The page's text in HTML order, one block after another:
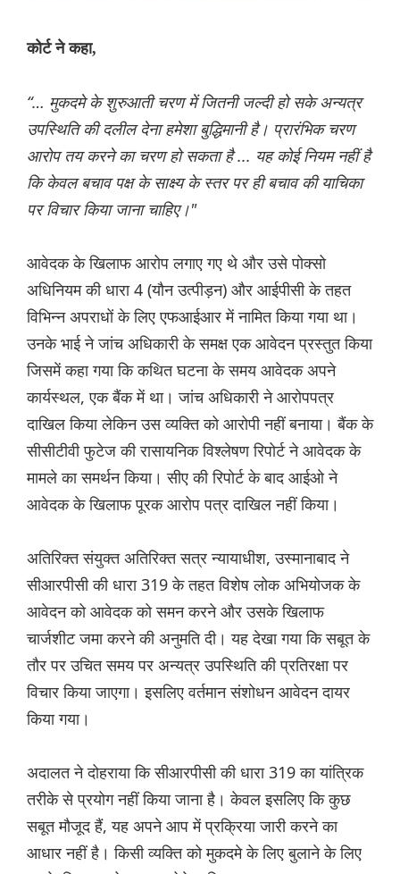
कोर्ट ने कहा,
“… मुकदमे के शुरुआती चरण में जितनी जल्दी हो सके अन्यत्र
उपस्थिति की दलील देना हमेशा बुद्धिमानी है। प्रारंभिक चरण
आरोप तय करने का चरण हो सकता है ... यह कोई नियम नहीं है
कि केवल बचाव पक्ष के साक्ष्य के स्तर पर ही बचाव की याचिका
पर विचार किया जाना चाहिए।"
आवेदक के खिलाफ आरोप लगाए गए थे और उसे पोक्सो
अधिनियम की धारा 4 (यौन उत्पीड़न) और आईपीसी के तहत
विभिन्न अपराधों के लिए एफआईआर में नामित किया गया था।
उनके भाई ने जांच अधिकारी के समक्ष एक आवेदन प्रस्तुत किया
जिसमें कहा गया कि कथित घटना के समय आवेदक अपने
कार्यस्थल, एक बैंक में था। जांच अधिकारी ने आरोपपत्र
दाखिल किया लेकिन उस व्यक्ति को आरोपी नहीं बनाया। बैंक के
सीसीटीवी फुटेज की रासायनिक विश्लेषण रिपोर्ट ने आवेदक के
मामले का समर्थन किया। सीए की रिपोर्ट के बाद आईओ ने
आवेदक के खिलाफ पूरक आरोप पत्र दाखिल नहीं किया।
अतिरिक्त संयुक्त अतिरिक्त सत्र न्यायाधीश, उस्मानाबाद ने
सीआरपीसी की धारा 319 के तहत विशेष लोक अभियोजक के
आवेदन को आवेदक को समन करने और उसके खिलाफ
चार्जशीट जमा करने की अनुमति दी। यह देखा गया कि सबूत के
तौर पर उचित समय पर अन्यत्र उपस्थिति की प्रतिरक्षा पर
विचार किया जाएगा। इसलिए वर्तमान संशोधन आवेदन दायर
किया गया।
अदालत ने दोहराया कि सीआरपीसी की धारा 319 का यांत्रिक
तरीके से प्रयोग नहीं किया जाना है। केवल इसलिए कि कुछ
सबूत मौजूद हैं, यह अपने आप में प्रक्रिया जारी करने का
आधार नहीं है। किसी व्यक्ति को मुकदमे के लिए बुलाने के लिए